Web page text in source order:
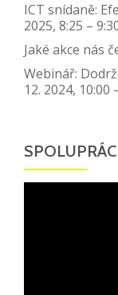
ICT snídaně:
2025, 8:25 –
Jaké akce nás
Webinář:
12. 2024, 10:00